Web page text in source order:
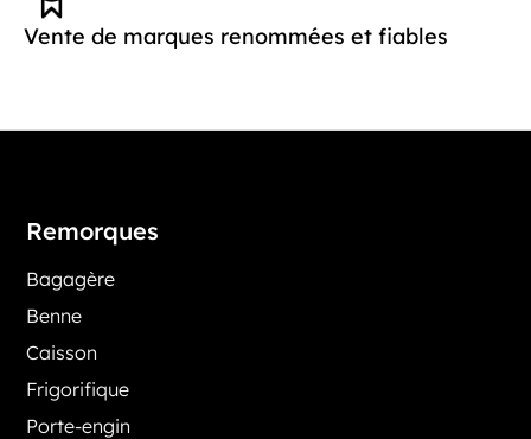
Vente de marques renommées et fiables
Remorques
Bagagère
Benne
Caisson
Frigorifique
Porte-engin